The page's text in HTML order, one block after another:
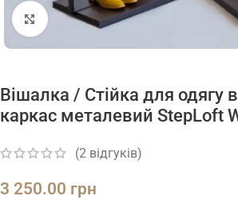
Натисніть, щоб збільшити
Вішалка / Стійка для одягу
каркас металевий StepLoft
(2 відгуків)
3 250.00 грн